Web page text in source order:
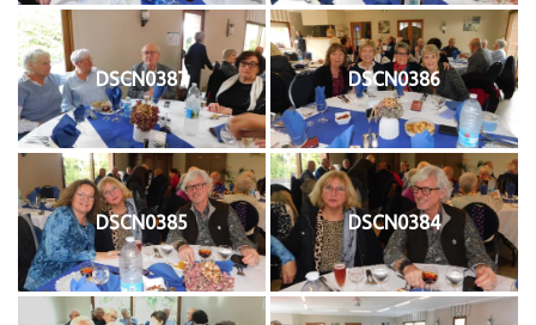
DSCN0387 DSCN0386
DSCN0385 DSCN0384